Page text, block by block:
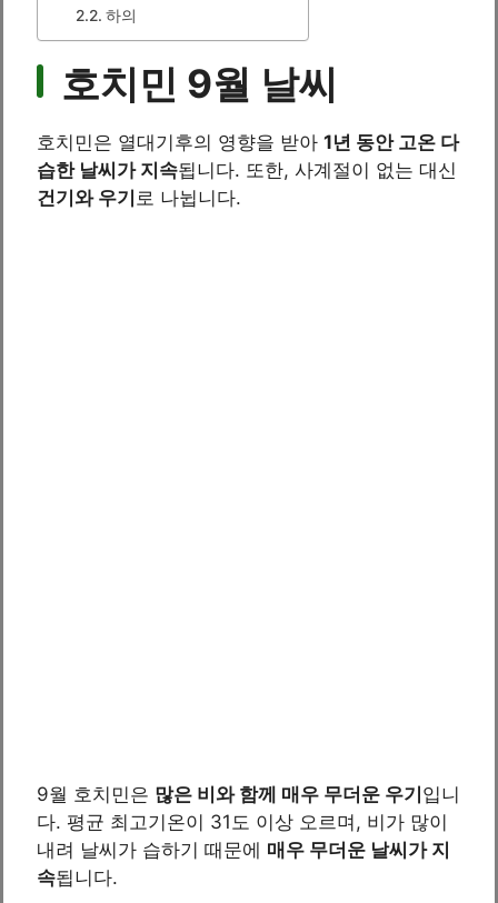
하의
호치민 9월 날씨
호치민은 열대기후의 영향을 받아 1년 동안 고온 다
습한 날씨가 지속됩니다. 또한, 사계절이 없는 대신
건기와 우기 로 나뉩니다.
9월 호치민은 많은 비와 함께 매우 무더운 우기입니
다. 평균 최고기온이 31도 이상 오르며, 비가 많이
내려 날씨가 습하기 때문에 매우 무더운 날씨가 지
속됩니다.